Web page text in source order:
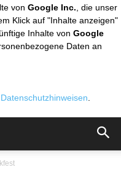
von Google Inc. , die unser
Klick auf "Inhalte anzeigen"
Inhalte von Google
Daten an
Datenschutzhinweisen